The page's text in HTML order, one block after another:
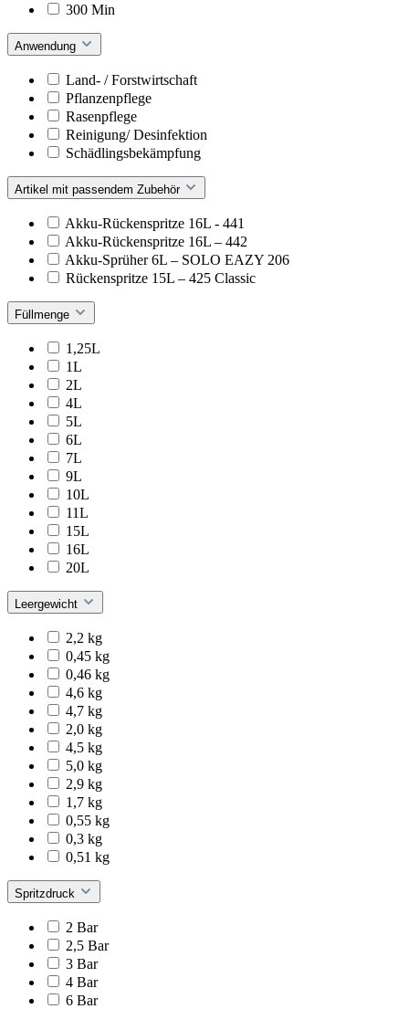
300 Min
Anwendung
Land- / Forstwirtschaft
Pflanzenpflege
Rasenpflege
Reinigung/ Desinfektion
Schädlingsbekämpfung
Artikel mit passendem Zubehör
Akku-Rückenspritze 16L - 441
Akku-Rückenspritze 16L – 442
Akku-Sprüher 6L – SOLO EAZY 206
Rückenspritze 15L – 425 Classic
Füllmenge
1,25L
1L
2L
4L
5L
6L
7L
9L
10L
11L
15L
16L
20L
Leergewicht
2,2 kg
0,45 kg
0,46 kg
4,6 kg
4,7 kg
2,0 kg
4,5 kg
5,0 kg
2,9 kg
1,7 kg
0,55 kg
0,3 kg
0,51 kg
Spritzdruck
2 Bar
2,5 Bar
3 Bar
4 Bar
6 Bar